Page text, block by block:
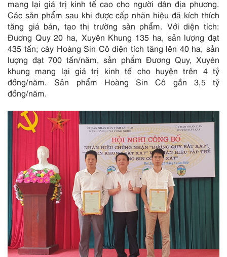
mang lại giá trị kinh tế cao cho người dân địa phương.
Các sản phẩm sau khi được cấp nhãn hiệu đã kích thích
tăng giá bán, tạo thị trường sản phẩm. Với diện tích:
Đương Quy 20 ha, Xuyên Khung 135 ha, sản lượng đạt
435 tấn; cây Hoàng Sin Cô diện tích tăng lên 40 ha, sản
lượng đạt 700 tấn/năm, sản phẩm Đương Quy, Xuyên
khung mang lại giá trị kinh tế cho huyện trên 4 tỷ
đồng/năm. Sản phẩm Hoàng Sin Cô gần 3,5 tỷ
đồng/năm.